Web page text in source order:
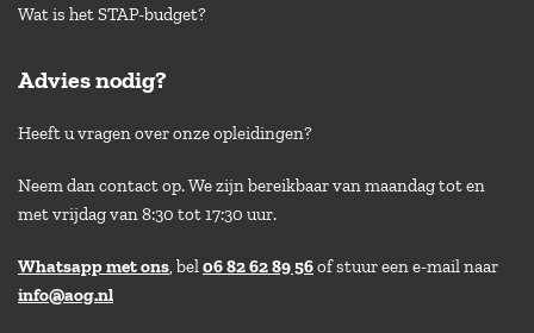
Wat is het STAP-budget?
Advies nodig?
Heeft u vragen over onze opleidingen?
Neem dan contact op. We zijn bereikbaar van maandag tot en
met vrijdag van 8:30 tot 17:30 uur.
Whatsapp met ons, bel06 82 62 89 56of stuur een e-mail naar
info@aog.nl